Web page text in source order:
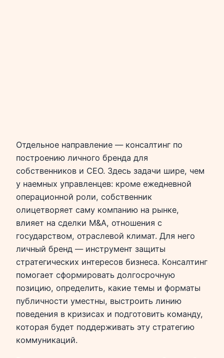
Отдельное направление — консалтинг по
построению личного бренда для
собственников и CEO. Здесь задачи шире, чем
у наемных управленцев: кроме ежедневной
операционной роли, собственник
олицетворяет саму компанию на рынке,
влияет на сделки M&A, отношения с
государством, отраслевой климат. Для него
личный бренд — инструмент защиты
стратегических интересов бизнеса. Консалтинг
помогает сформировать долгосрочную
позицию, определить, какие темы и форматы
публичности уместны, выстроить линию
поведения в кризисах и подготовить команду,
которая будет поддерживать эту стратегию
коммуникаций.